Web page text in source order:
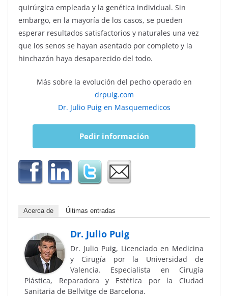
quirúrgica empleada y la genética individual. Sin
embargo, en la mayoría de los casos, se pueden
esperar resultados satisfactorios y naturales una vez
que los senos se hayan asentado por completo y la
hinchazón haya desaparecido del todo.
Más sobre la evolución del pecho operado en
drpuig.com
Dr. Julio Puig en Masquemedicos
Pedir información
Acerca de Últimas entradas
Dr. Julio Puig
Dr. Julio Puig, Licenciado en Medicina
y Cirugía por la Universidad de
Valencia. Especialista en Cirugía
Plástica, Reparadora y Estética por la Ciudad
Sanitaria de Bellvitge de Barcelona.